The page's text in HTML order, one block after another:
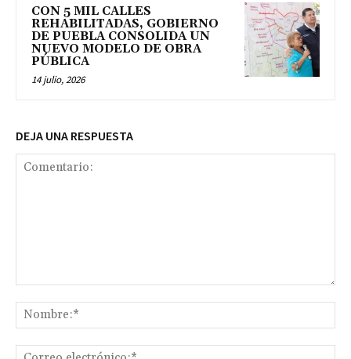
CON 5 MIL CALLES
REHABILITADAS, GOBIERNO
DE PUEBLA CONSOLIDA UN
NUEVO MODELO DE OBRA
PÚBLICA
14 julio, 2026
DEJA UNA RESPUESTA